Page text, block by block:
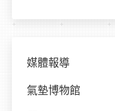
媒體報導
氣墊博物館